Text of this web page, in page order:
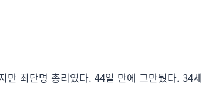
만 최단명 총리였다. 44일 만에 그만뒀다. 34세